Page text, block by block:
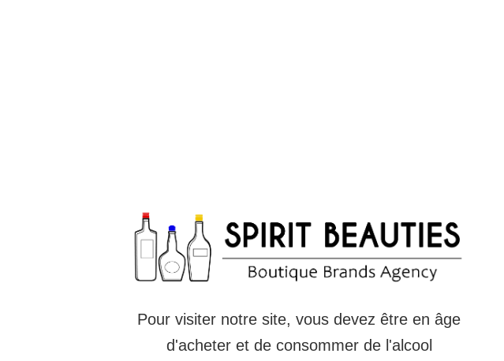
Pour visiter notre site, vous devez être en âge
d'acheter et de consommer de l'alcool